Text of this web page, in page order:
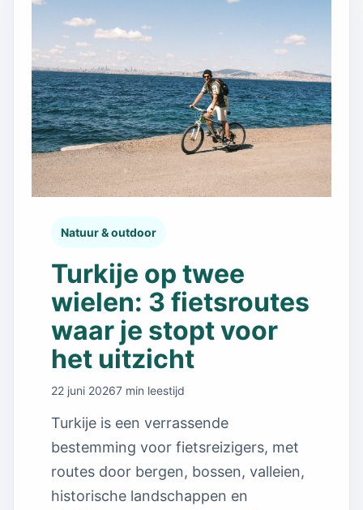
Natuur & outdoor
Turkije op twee
wielen: 3 fietsroutes
waar je stopt voor
het uitzicht
22 juni 20267 min leestijd
Turkije is een verrassende
bestemming voor fietsreizigers, met
routes door bergen, bossen, valleien,
historische landschappen en